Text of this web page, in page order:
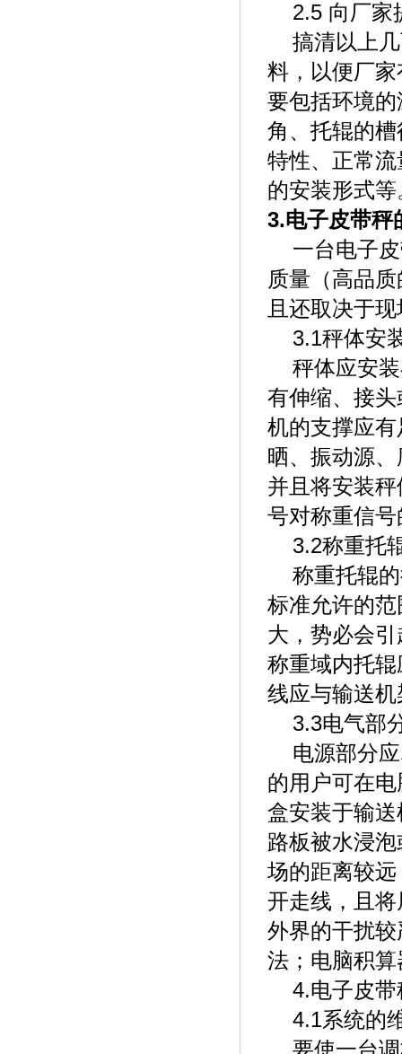
2.5 向厂家
搞清以上几
料，以便厂
要包括环境
角、托辊的
特性、正常
的安装形式等
3.电子皮带秤
一台电子皮
质量（高品
且还取决于
3.1秤体安
秤体应安装
有伸缩、接
机的支撑应
晒、振动源
并且将安装
号对称重信
3.2称重托
称重托辊的
标准允许的
大，势必会
称重域内托
线应与输送
3.3电气部
电源部分应
的用户可在
盒安装于输
路板被水浸
场的距离较
开走线，且
外界的干扰
法；电脑积
4.电子皮带
4.1系统的